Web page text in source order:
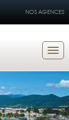
NOS AGENCES